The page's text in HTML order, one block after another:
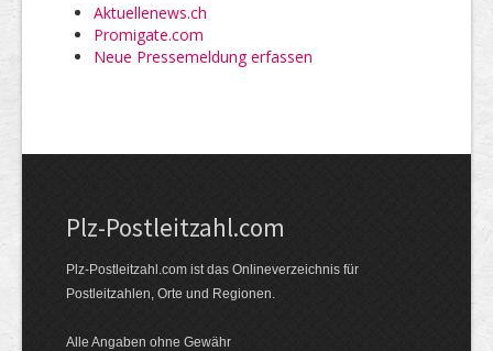
Aktuellenews.ch
Promigate.com
Neue Pressemeldung erfassen
Plz-Postleitzahl.com
Plz-Postleitzahl.com ist das Onlineverzeichnis für
Postleitzahlen, Orte und Regionen.
Alle Angaben ohne Gewähr